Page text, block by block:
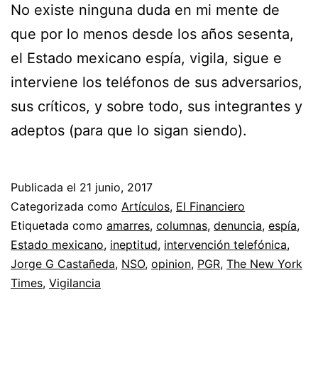
No existe ninguna duda en mi mente de
que por lo menos desde los años sesenta,
el Estado mexicano espía, vigila, sigue e
interviene los teléfonos de sus adversarios,
sus críticos, y sobre todo, sus integrantes y
adeptos (para que lo sigan siendo).
Publicada el 21 junio, 2017
Categorizada como Artículos, El Financiero
Etiquetada como amarres, columnas, denuncia, espía,
Estado mexicano, ineptitud, intervención telefónica,
Jorge G Castañeda, NSO, opinion, PGR, The New York
Times, Vigilancia